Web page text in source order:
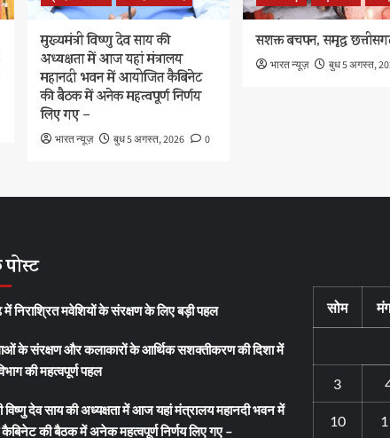
मुख्यमंत्री विष्णु देव साय की
अध्यक्षता में आज यहां मंत्रालय
महानदी भवन में आयोजित कैबिनेट
की बैठक में अनेक महत्वपूर्ण निर्णय
लिए गए –
भारत न्यूज़ बुध 5 अगस्त, 2026 0
सशक्त बचपन, समृद्ध
भारत न्यूज़ बुध 5 अगस्त,
में निराश्रित मवेशियों के संरक्षण के लिए बड़ी पहल
के संरक्षण और कलाकारों के आर्थिक सशक्तीकरण की दिशा में
की महत्वपूर्ण पहल
विष्णु देव साय की अध्यक्षता में आज यहां मंत्रालय महानदी भवन में
की बैठक में अनेक महत्वपूर्ण निर्णय लिए गए –
सोम
3
10